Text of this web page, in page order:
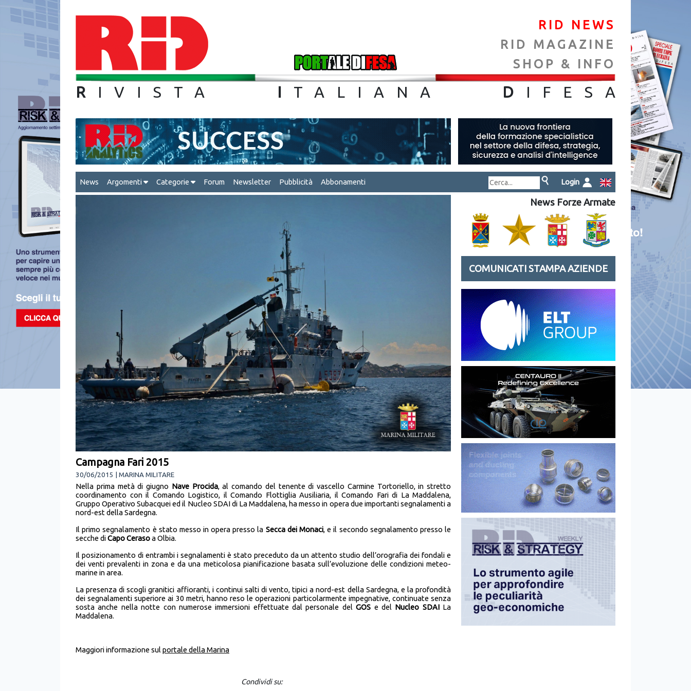
RID NEWS
RID MAGAZINE
SHOP & INFO
R IVISTA I TALIANA D IFES A
News Argomenti Categorie Forum Newsletter Pubblicità Abbonamenti Login
Campagna Fari 2015
30/06/2015 | MARINA MILITARE
Nella prima metà di giugno Nave Procida, al comando del tenente di vascello Carmine Tortoriello, in stretto
coordinamento con il Comando Logistico, il Comando Flottiglia Ausiliaria, il Comando Fari di La Maddalena,
Gruppo Operativo Subacquei ed il Nucleo SDAI di La Maddalena, ha messo in opera due importanti segnalamenti a
nord-est della Sardegna.
Il primo segnalamento è stato messo in opera presso la Secca dei Monaci, e il secondo segnalamento presso le
secche diCapo Cerasoa Olbia.
Il posizionamento di entrambi i segnalamenti è stato preceduto da un attento studio dell’orografia dei fondali e
dei venti prevalenti in zona e da una meticolosa pianificazione basata sull’evoluzione delle condizioni meteo-
marine in area.
La presenza di scogli granitici affioranti, i continui salti di vento, tipici a nord-est della Sardegna, e la profondità
dei segnalamenti superiore ai 30 metri, hanno reso le operazioni particolarmente impegnative, continuate senza
sosta anche nella notte con numerose immersioni effettuate dal personale delGOS e del Nucleo SDAILa
Maddalena.
Maggiori informazione sul portale della Marina
Condividi su:
News Forze Armate
COMUNICATI STAMPA AZIENDE